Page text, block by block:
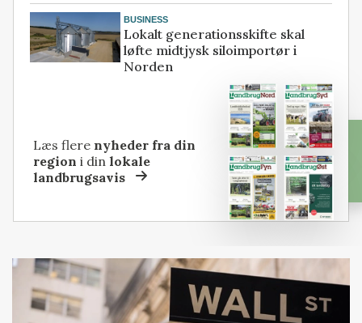
BUSINESS
Lokalt generationsskifte skal
løfte midtjysk siloimportør i
Norden
Læs flere nyheder fra din
region i dinlokale
landbrugsavis